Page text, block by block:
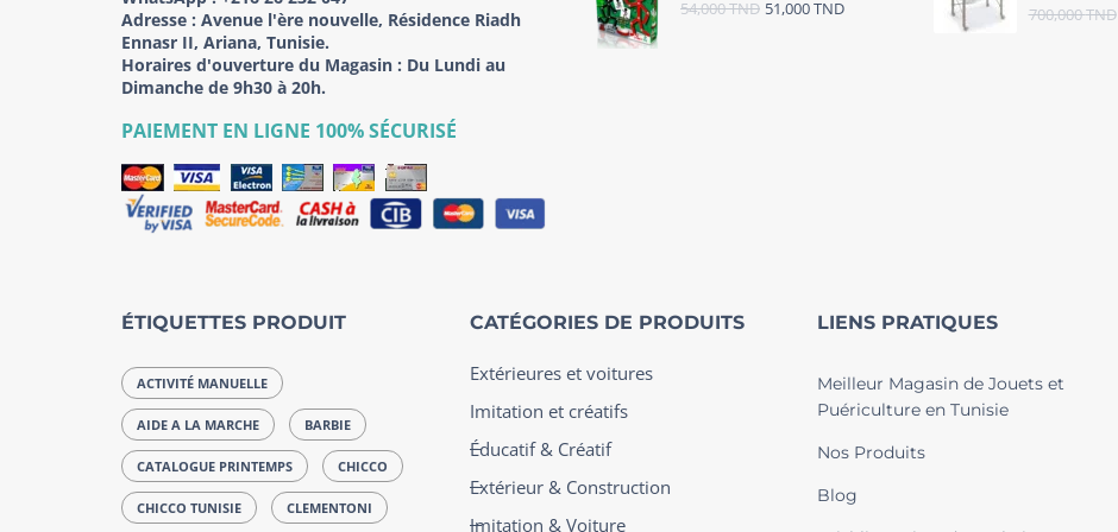
Adresse : Avenue l'ère nouvelle, Résidence Riadh
Ennasr II, Ariana, Tunisie.
Horaires d'ouverture du Magasin : Du Lundi au
Dimanche de 9h30 à 20h.
PAIEMENT EN LIGNE 100% SÉCURISÉ
54,000TND 51,000TND
700,000TND
ÉTIQUETTES PRODUIT
ACTIVITÉ MANUELLE
AIDE A LA MARCHE BARBIE
CATALOGUE PRINTEMPS CHICCO
CHICCO TUNISIE CLEMENTONI
CATÉGORIES DE PRODUITS
Extérieures et voitures
Imitation et créatifs
Éducatif & Créatif
Extérieur & Construction
Imitation & Voiture
LIENS PRATIQUES
Meilleur Magasin de Jouets et
Puériculture en Tunisie
Nos Produits
Blog